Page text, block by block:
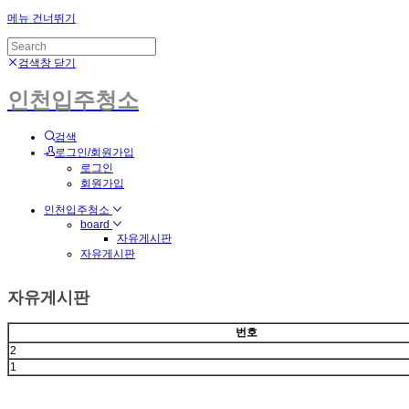
메뉴 건너뛰기
검색창 닫기
인천입주청소
검색
로그인/회원가입
로그인
회원가입
인천입주청소
board
자유게시판
자유게시판
자유게시판
번호
2
1